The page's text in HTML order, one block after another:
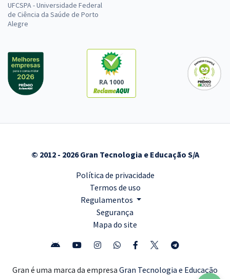
UFCSPA - Universidade Federal
de Ciência da Saúde de Porto
Alegre
RA 1000
© 2012 - 2026 Gran Tecnologia e Educação S/A
Política de privacidade
Termos de uso
Regulamentos
Segurança
Mapa do site
Gran é uma marca da empresa Gran Tecnologia e Educação